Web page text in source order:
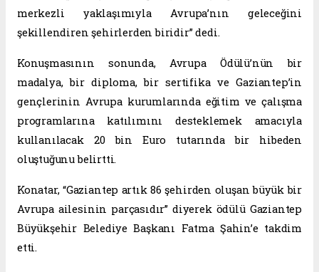
merkezli yaklaşımıyla Avrupa’nın geleceğini
şekillendiren şehirlerden biridir” dedi.
Konuşmasının sonunda, Avrupa Ödülü’nün bir
madalya, bir diploma, bir sertifika ve Gaziantep’in
gençlerinin Avrupa kurumlarında eğitim ve çalışma
programlarına katılımını desteklemek amacıyla
kullanılacak 20 bin Euro tutarında bir hibeden
oluştuğunu belirtti.
Konatar, “Gaziantep artık 86 şehirden oluşan büyük bir
Avrupa ailesinin parçasıdır” diyerek ödülü Gaziantep
Büyükşehir Belediye Başkanı Fatma Şahin’e takdim
etti.